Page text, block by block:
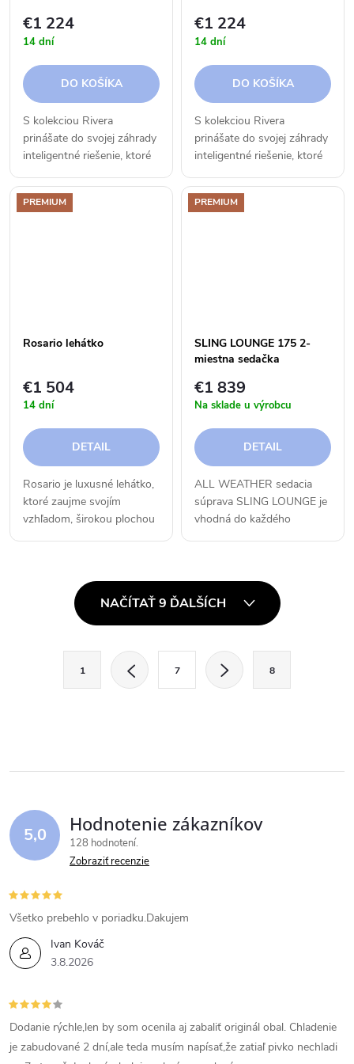
€1 224
14 dní
DO KOŠÍKA
S kolekciou Rivera
prinášate do svojej záhrady
inteligentné riešenie, ktoré
línie rámu a hravé lanové
prepojenie udržia vašu
€1 224
14 dní
DO KOŠÍKA
S kolekciou Rivera
prinášate do svojej záhrady
inteligentné riešenie, ktoré
línie rámu a hravé lanové
prepojenie udržia vašu
PREMIUM
Rosario lehátko
€1 504
14 dní
DETAIL
Rosario je luxusné lehátko,
ktoré zaujme svojím
vzhľadom, širokou plochou
PREMIUM
SLING LOUNGE 175 2-
miestna sedačka
€1 839
Na sklade u výrobcu
DETAIL
ALL WEATHER sedacia
súprava SLING LOUNGE je
vhodná do každého
i
e
r
v
k
y
v
NAČÍTAŤ 9 ĎALŠÍCH
k
v
a
n
e
1 7 8
5,0 Hodnotenie zákazníkov
128 hodnotení
Zobraziť recenzie
Ivan Kováč
3.8.2026
Všetko prebehlo v poriadku.Dakujem
Dodanie rýchle,len by som ocenila aj zabaliť originál obal. Chladenie
je zabudované 2 dní,ale teda musím napísať,že zatiaľ pivko nechladi